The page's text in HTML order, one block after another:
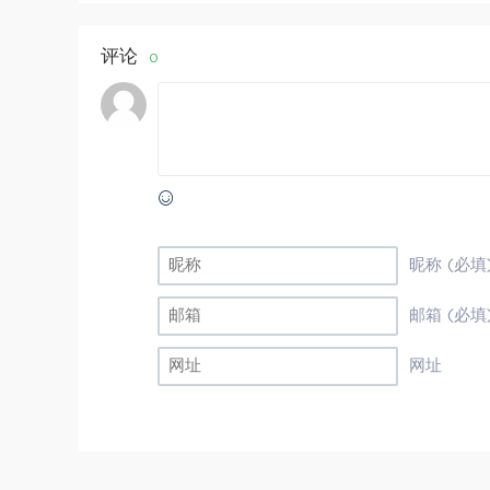
评论 0
昵称 (必填
邮箱 (必填
网址